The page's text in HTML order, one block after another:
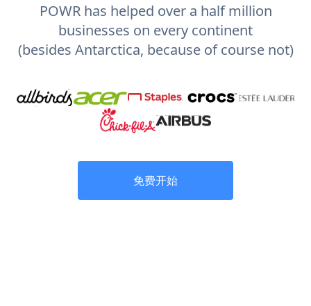
POWR has helped over a half million
businesses on every continent
(besides Antarctica, because of course not)
免费开始